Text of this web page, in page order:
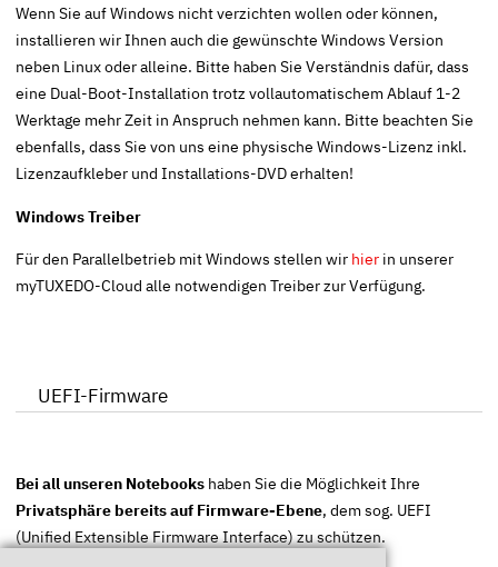
Wenn Sie auf Windows nicht verzichten wollen oder können,
installieren wir Ihnen auch die gewünschte Windows Version
neben Linux oder alleine. Bitte haben Sie Verständnis dafür, dass
eine Dual-Boot-Installation trotz vollautomatischem Ablauf 1-2
Werktage mehr Zeit in Anspruch nehmen kann. Bitte beachten Sie
ebenfalls, dass Sie von uns eine physische Windows-Lizenz inkl.
Lizenzaufkleber und Installations-DVD erhalten!
Windows Treiber
Für den Parallelbetrieb mit Windows stellen wir hier in unserer
myTUXEDO-Cloud alle notwendigen Treiber zur Verfügung.
UEFI-Firmware
Bei all unseren Notebooks haben Sie die Möglichkeit Ihre
Privatsphäre bereits auf Firmware-Ebene, dem sog. UEFI
(Unified Extensible Firmware Interface) zu schützen.